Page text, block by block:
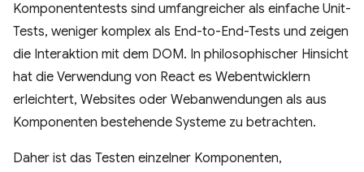
Komponententests sind umfangreicher als einfache Unit-
Tests, weniger komplex als End-to-End-Tests und zeigen
die Interaktion mit dem DOM. In philosophischer Hinsicht
hat die Verwendung von React es Webentwicklern
erleichtert, Websites oder Webanwendungen als aus
Komponenten bestehende Systeme zu betrachten.
Daher ist das Testen einzelner Komponenten,